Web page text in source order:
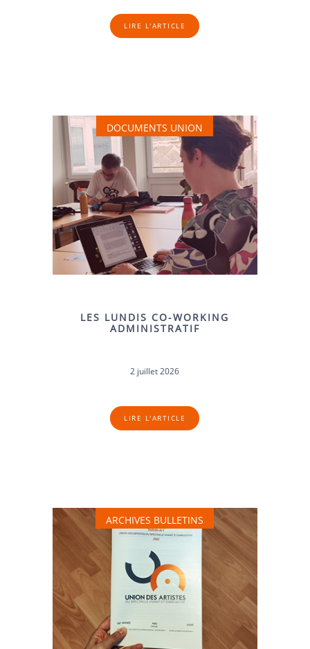
LIRE L'ARTICLE
DOCUMENTS UNION
LES LUNDIS CO-WORKING
ADMINISTRATIF
2 juillet 2026
LIRE L'ARTICLE
ARCHIVES BULLETINS